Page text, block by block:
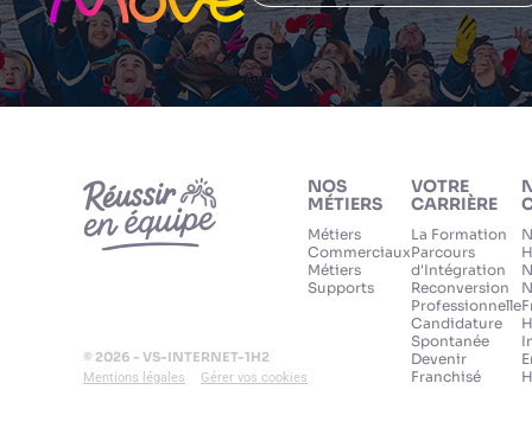
© 2026 - VS-INTERNET-1H2
Mentions légales Gérer vos cookies
NOS
MÉTIERS
Métiers
Commerciaux
Métiers
Supports
VOTRE
CARRIÈRE
La Formation
Parcours
d'Intégration
Reconversion
Professionnelle
Candidature
Spontanée
Devenir
Franchisé